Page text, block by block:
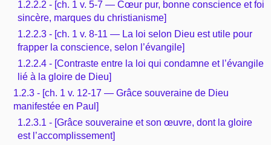
1.2.2.2 - [ch. 1 v. 5-7 — Cœur pur, bonne conscience et foi
sincère, marques du christianisme]
1.2.2.3 - [ch. 1 v. 8-11 — La loi selon Dieu est utile pour
frapper la conscience, selon l’évangile]
1.2.2.4 - [Contraste entre la loi qui condamne et l’évangile
lié à la gloire de Dieu]
1.2.3 - [ch. 1 v. 12-17 — Grâce souveraine de Dieu
manifestée en Paul]
1.2.3.1 - [Grâce souveraine et son œuvre, dont la gloire
est l’accomplissement]